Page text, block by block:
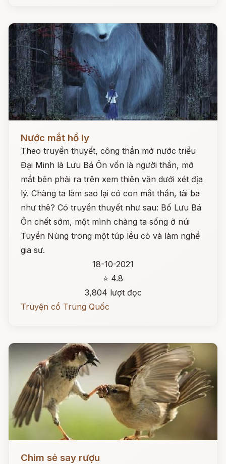
Nước mắt hồ ly
Theo truyền thuyết, công thần mở nước triều
Đại Minh là Lưu Bá Ôn vốn là người thần, mở
mắt bên phải ra trên xem thiên văn dưới xét địa
lý. Chàng ta làm sao lại có con mắt thần, tài ba
như thê? Có truyền thuyết như sau: Bố Lưu Bá
Ôn chết sớm, một mình chàng ta sống ở núi
Tuyền Nùng trong một túp lều cỏ và làm nghề
gia sư.
18-10-2021
⭐ 4.8
3,804 lượt đọc
Truyện cổ Trung Quốc
Chim sẻ say rượu